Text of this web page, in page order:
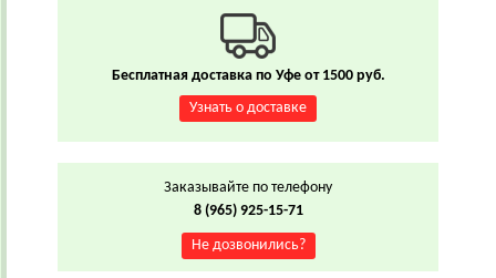
Бесплатная доставка по Уфе от 1500 руб.
Узнать о доставке
Заказывайте по телефону
8 (965) 925-15-71
Не дозвонились?